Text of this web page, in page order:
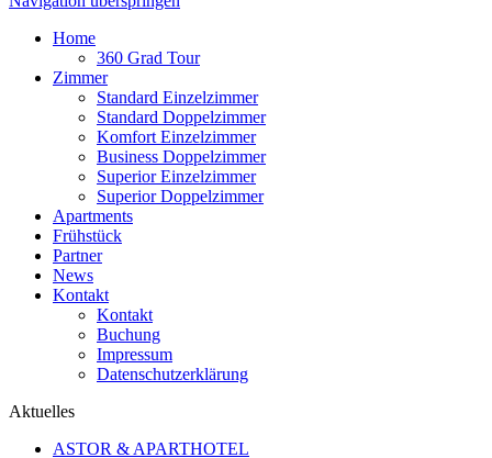
Home
360 Grad Tour
Zimmer
Standard Einzelzimmer
Standard Doppelzimmer
Komfort Einzelzimmer
Business Doppelzimmer
Superior Einzelzimmer
Superior Doppelzimmer
Apartments
Frühstück
Partner
News
Kontakt
Kontakt
Buchung
Impressum
Datenschutzerklärung
Aktuelles
ASTOR & APARTHOTEL